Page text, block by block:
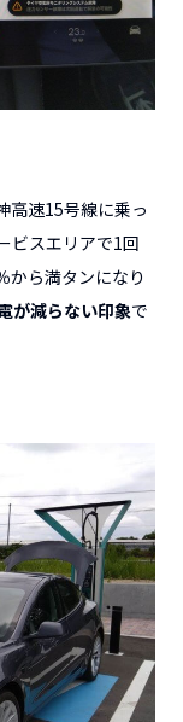
高速15号線に乗っ
ビスエリアで1回
から満タンになり
が減らない印象で